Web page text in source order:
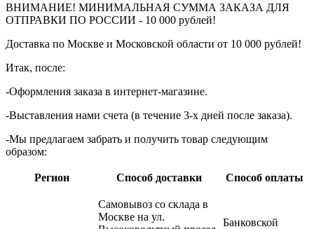
ВНИМАНИЕ! МИНИМАЛЬНАЯ СУММА ЗАКАЗА ДЛЯ
ОТПРАВКИ ПО РОССИИ - 10 000 рублей!
Доставка по Москве и Московской области от 10 000 рублей!
Итак, после:
-Оформления заказа в интернет-магазине.
-Выставления нами счета (в течение 3-х дней после заказа).
-Мы предлагаем забрать и получить товар следующим
образом:
Регион Способ доставки Способ оплаты
Самовывоз со склада в
Москве на ул.
Банковской